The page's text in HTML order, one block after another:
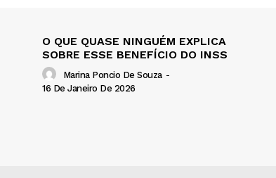
O QUE QUASE NINGUÉM EXPLICA
SOBRE ESSE BENEFÍCIO DO INSS
Marina Poncio De Souza -
16 De Janeiro De 2026